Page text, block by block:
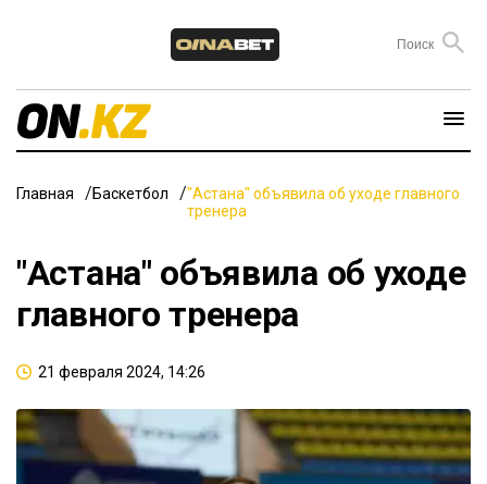
Главная Баскетбол
"Астана" объявила об уходе главного
тренера
"Астана" объявила об уходе
главного тренера
21 февраля 2024, 14:26